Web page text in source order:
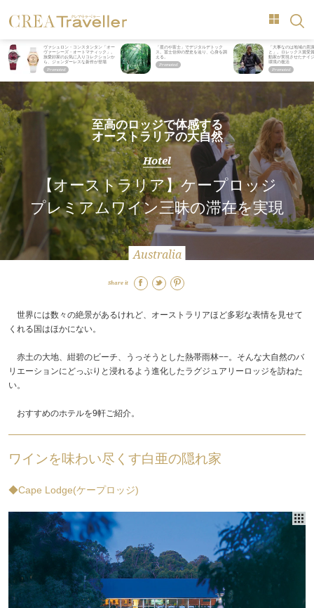
ヴァシュロン・コンスタンタン「オー
ヴァーシーズ・オートマティック」。
旅愛好家のお気に入りコレクションか
ら、ジェンダーレスな新作が登場
「星のや富士」でデジタルデトック
ス。冨士信仰の歴史を辿り、心身を調
える。
「大事なのは地域の意
と」。ロレックス賞受
動家が実現させたナイ
環境の復活
至高のロッジで体感する
オーストラリアの大自然
Hotel
【オーストラリア】ケープロッジ
プレミアムワイン三昧の滞在を実現
Australia
Share it
世界には数々の絶景があるけれど、オーストラリアほど多彩な表情を見せて
くれる国はほかにない。
赤土の大地、紺碧のビーチ、うっそうとした熱帯雨林−−。そんな大自然のバ
リエーションにどっぷりと浸れるよう進化したラグジュアリーロッジを訪ねた
い。
おすすめのホテルを9軒ご紹介。
ワインを味わい尽くす白亜の隠れ家
◆Cape Lodge(ケープロッジ)